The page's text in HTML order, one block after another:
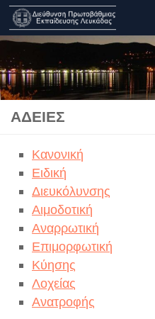
Skip to content
ΆΔΕΙΕΣ
Κανονική
Ειδική
Διευκόλυνσης
Αιμοδοτική
Αναρρωτική
Επιμορφωτική
Κύησης
Λοχείας
Ανατροφής